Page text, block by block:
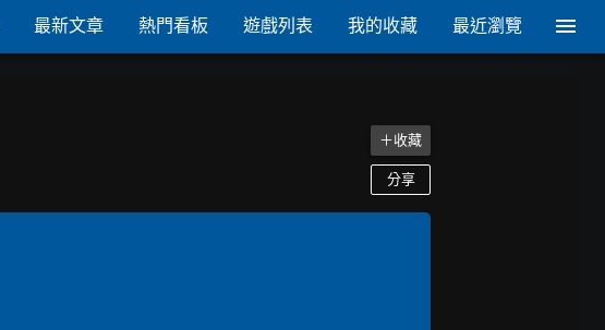
最新文章 熱門看板 遊戲列表 我的收藏 最近瀏覽
＋收藏
分享